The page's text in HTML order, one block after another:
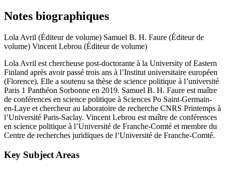
Notes biographiques
Lola Avril (Éditeur de volume) Samuel B. H. Faure (Éditeur de
volume) Vincent Lebrou (Éditeur de volume)
Lola Avril est chercheuse post-doctorante à la University of Eastern
Finland après avoir passé trois ans à l’Institut universitaire européen
(Florence). Elle a soutenu sa thèse de science politique à l’université
Paris 1 Panthéon Sorbonne en 2019. Samuel B. H. Faure est maître
de conférences en science politique à Sciences Po Saint-Germain-
en-Laye et chercheur au laboratoire de recherche CNRS Printemps à
l’Université Paris-Saclay. Vincent Lebrou est maître de conférences
en science politique à l’Université de Franche-Comté et membre du
Centre de recherches juridiques de l’Université de Franche-Comté.
Key Subject Areas